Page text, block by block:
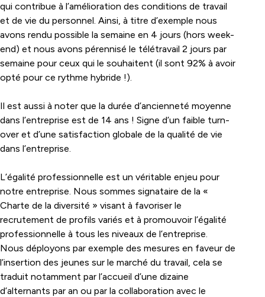
qui contribue à l’amélioration des conditions de travail
et de vie du personnel. Ainsi, à titre d’exemple nous
avons rendu possible la semaine en 4 jours (hors week-
end) et nous avons pérennisé le télétravail 2 jours par
semaine pour ceux qui le souhaitent (il sont 92% à avoir
opté pour ce rythme hybride !).
Il est aussi à noter que la durée d’ancienneté moyenne
dans l’entreprise est de 14 ans ! Signe d’un faible turn-
over et d’une satisfaction globale de la qualité de vie
dans l’entreprise.
L’égalité professionnelle est un véritable enjeu pour
notre entreprise. Nous sommes signataire de la «
Charte de la diversité » visant à favoriser le
recrutement de profils variés et à promouvoir l’égalité
professionnelle à tous les niveaux de l’entreprise.
Nous déployons par exemple des mesures en faveur de
l’insertion des jeunes sur le marché du travail, cela se
traduit notamment par l’accueil d’une dizaine
d’alternants par an ou par la collaboration avec le